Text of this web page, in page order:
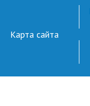
Карта сайта